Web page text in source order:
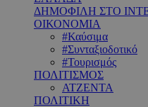
ΔΗΜΟΦΙΛΗ ΣΤΟ
ΟΙΚΟΝΟΜΙΑ
#Καύσιμα
#Συνταξιοδοτικό
#Τουρισμός
ΠΟΛΙΤΙΣΜΟΣ
ΑΤΖΕΝΤΑ
ΠΟΛΙΤΙΚΗ